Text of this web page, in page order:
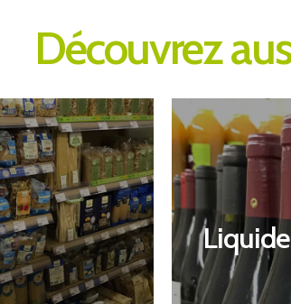
Découvrez
Découvrir